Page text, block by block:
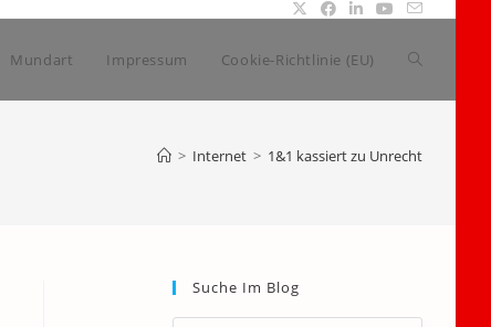
Mundart Impressum Cookie-Richtlinie (EU) Website-
> Internet > 1&1 kassiert zu Unrecht
Suche Im Blog